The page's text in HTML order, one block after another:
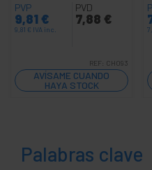
PVP
9,81 €
9,81 € IVA inc.
PVD
7,88 €
REF: CH093
AVÍSAME CUANDO
HAYA STOCK
Palabras clave